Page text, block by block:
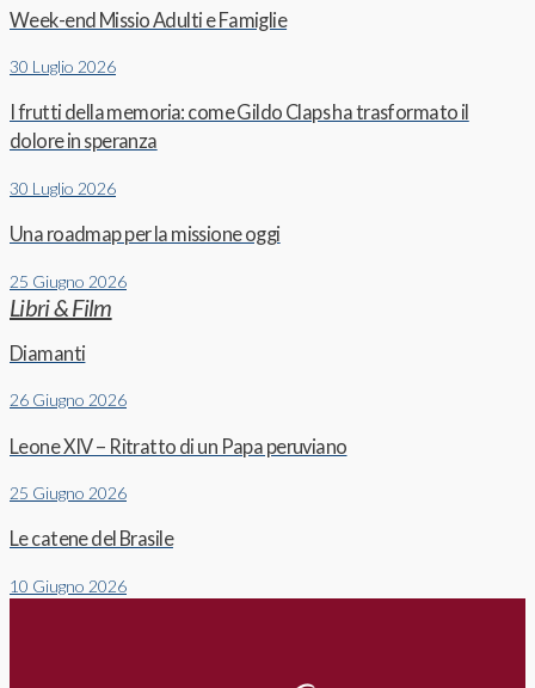
Week-end Missio Adulti e Famiglie
30 Luglio 2026
I frutti della memoria: come Gildo Claps ha trasformato il
dolore in speranza
30 Luglio 2026
Una roadmap per la missione oggi
25 Giugno 2026
Libri & Film
Diamanti
26 Giugno 2026
Leone XIV – Ritratto di un Papa peruviano
25 Giugno 2026
Le catene del Brasile
10 Giugno 2026